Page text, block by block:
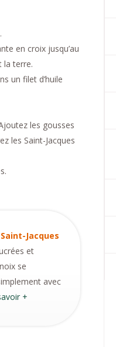
en croix jusqu’au
la terre.
un filet d’huile
les gousses
les Saint-Jacques
Jacques
et
se
avec
+